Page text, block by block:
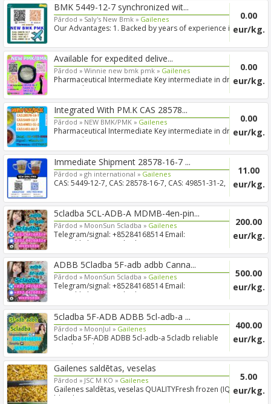
BMK 5449-12-7 synchronized wit...
Pārdod »Saly's New Bmk »Gailenes
Our Advantages: 1. Backed by years of experience in
0.00
eur/kg.
Available for expedited delive...
Pārdod » Winnie new bmk pmk » Gailenes
Pharmaceutical Intermediate Key intermediate in drug
R&D and...
0.00
eur/kg.
Integrated With PM.K CAS 28578...
Pārdod » NEW BMK/PMK » Gailenes
Pharmaceutical Intermediate Key intermediate in drug
R&D and...
0.00
eur/kg.
Immediate Shipment 28578-16-7 ...
Pārdod »gh international »Gailenes
CAS: 5449-12-7, CAS: 28578-16-7, CAS: 49851-31-2,
11.00
eur/kg.
5cladba 5CL-ADB-A MDMB-4en-pin...
Pārdod » MoonSun 5cladba » Gailenes
Telegram/signal: +85284168514 Email:
sungohkelvesq@outlook...
200.00
eur/kg.
ADBB 5Cladba 5F-adb adbb Canna...
Pārdod » MoonSun 5cladba » Gailenes
Telegram/signal: +85284168514 Email:
sungohkelvesq@outlook...
500.00
eur/kg.
5cladba 5F-ADB ADBB 5cl-adb-a ...
Pārdod »MoonJul »Gailenes
5cladba 5F-ADB ADBB 5cl-adb-a 5cladb reliable
supplier Tele...
400.00
eur/kg.
Gailenes saldētas, veselas
Pārdod » JSC M KO » Gailenes
Gailenes saldētas, veselas QUALITYFresh frozen (IQF),
blanch...
5.00
eur/kg.